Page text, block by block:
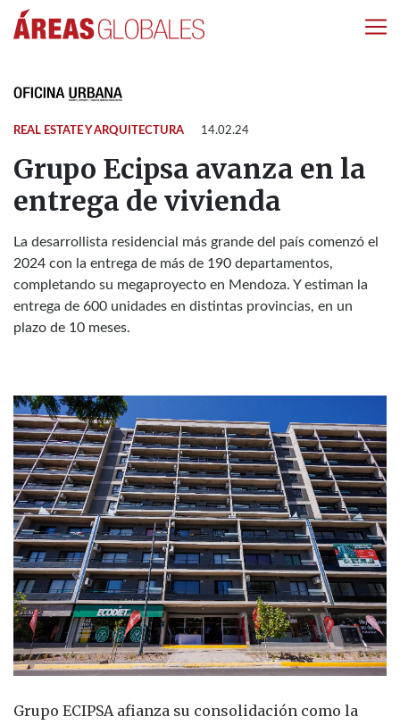
REAL ESTATE Y ARQUITECTURA 14.02.24
Grupo Ecipsa avanza en la
entrega de vivienda
La desarrollista residencial más grande del país comenzó el
2024 con la entrega de más de 190 departamentos,
completando su megaproyecto en Mendoza. Y estiman la
entrega de 600 unidades en distintas provincias, en un
plazo de 10 meses.
Grupo ECIPSA afianza su consolidación como la